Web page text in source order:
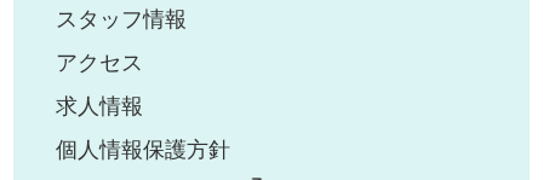
スタッフ情報
アクセス
求人情報
個人情報保護方針